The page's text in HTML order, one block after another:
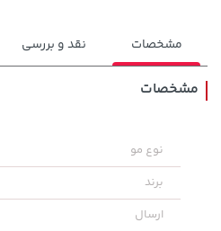
154,000 تومان
171,500
مشخصات نقد و بررسی
مشخصات
نوع مو
برند
ارسال